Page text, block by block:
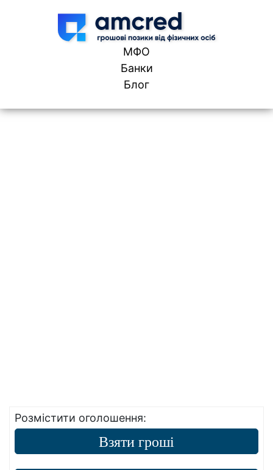
МФО
Банки
Блог
Розмістити оголошення:
Взяти гроші